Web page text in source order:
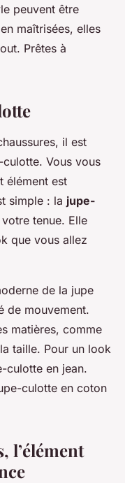
peuvent être
maîtrisées, elles
Prêtes à
il est
Vous vous
élément est
simple : la jupe-
tenue. Elle
que vous allez
de la jupe
de mouvement.
matières, comme
taille. Pour un look
culotte en jean.
culotte en coton
l’élément